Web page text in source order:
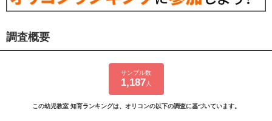
調査概要
サンプル数
1,187 人
この幼児教室 知育ランキングは、オリコンの以下の調査に基づいています。